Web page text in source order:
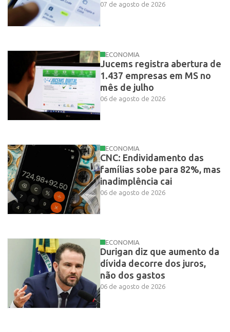
07 de agosto de 2026
ECONOMIA
Jucems registra abertura de
1.437 empresas em MS no
mês de julho
06 de agosto de 2026
ECONOMIA
CNC: Endividamento das
famílias sobe para 82%, mas
inadimplência cai
06 de agosto de 2026
ECONOMIA
Durigan diz que aumento da
dívida decorre dos juros,
não dos gastos
06 de agosto de 2026